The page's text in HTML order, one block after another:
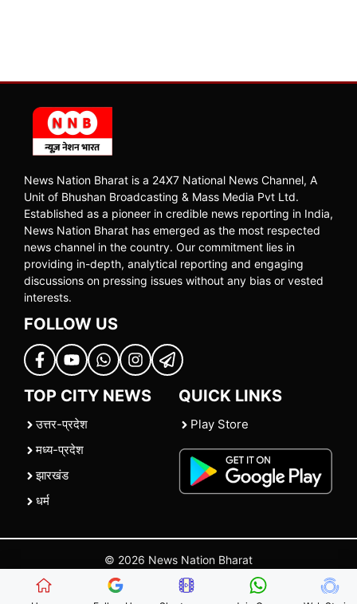
News Nation Bharat is a 24X7 National News Channel, A
Unit of Bhushan Broadcasting & Mass Media Pvt Ltd.
Established as a pioneer in credible news reporting in India,
News Nation Bharat has emerged as the most respected
news channel in the country. Our commitment lies in
providing in-depth, analytical reporting and engaging
discussions on pressing issues without any bias or vested
interests.
FOLLOW US
TOP CITY NEWS
उत्तर-प्रदेश
मध्य-प्रदेश
झारखंड
धर्म
QUICK LINKS
Play Store
© 2026 News Nation Bharat
| |Contact Us |Policies Terms and Conditions